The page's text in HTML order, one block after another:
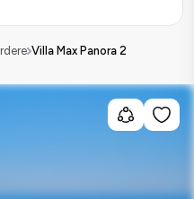
Villa Max Panora 2